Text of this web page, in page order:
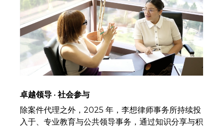
卓越领导 · 社会参与
除案件代理之外，2025 年，李想律师事务所持续投
入于、专业教育与公共领导事务，通过知识分享与积